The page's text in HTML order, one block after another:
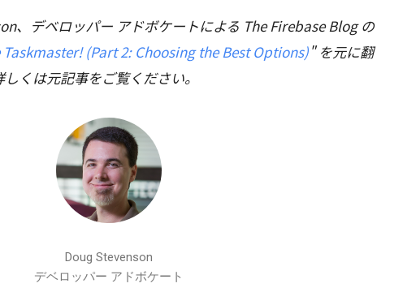
、デベロッパー アドボケートによる The Firebase Blog の
(Part 2: Choosing the Best Options)" を元に翻
くは元記事をご覧ください。
Doug Stevenson
デベロッパー アドボケート